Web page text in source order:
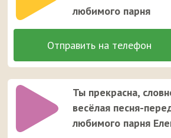
любимого парня
Ты прекрасна,
весёлая песня-
любимого парня